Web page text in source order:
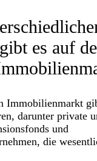
es auf
Immobilienmarkt
darunter private
und
die